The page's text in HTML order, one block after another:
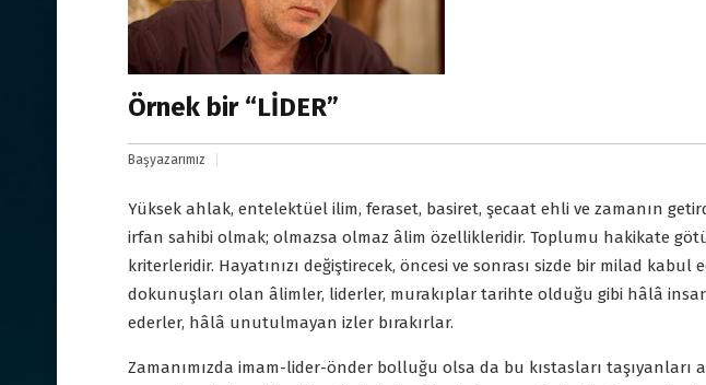
Örnek bir “LİDER”
Başyazarımız
Yüksek ahlak, entelektüel ilim, feraset, basiret, şecaat ehli ve zamanın
irfan sahibi olmak; olmazsa olmaz âlim özellikleridir. Toplumu hakikate
kriterleridir. Hayatınızı değiştirecek, öncesi ve sonrası sizde bir milad kabul
dokunuşları olan âlimler, liderler, murakıplar tarihte olduğu gibi hâlâ
ederler, hâlâ unutulmayan izler bırakırlar.
Zamanımızda imam-lider-önder bolluğu olsa da bu kıstasları taşıyanları